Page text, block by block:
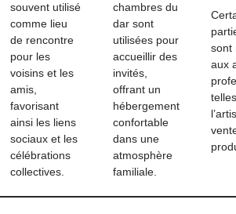
souvent utilisé
comme lieu
de rencontre
pour les
voisins et les
amis,
favorisant
ainsi les liens
sociaux et les
célébrations
collectives.
chambres du
dar sont
utilisées pour
accueillir des
invités,
offrant un
hébergement
confortable
dans une
atmosphère
familiale.
sont
aux